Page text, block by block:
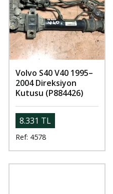
Volvo S40 V40 1995–
2004 Direksiyon
Kutusu (P884426)
8.331 TL
Ref: 4578